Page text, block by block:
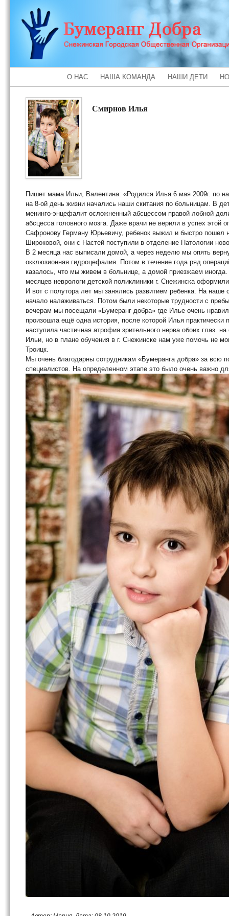
О НАС НАША КОМАНДА НАШИ ДЕТИ
Смирнов Илья
Пишет мама Ильи, Валентина: «Родился Илья 6 мая 2009г. по
на 8-ой день жизни начались наши скитания по больницам. В
менинго-энцефалит осложненный абсцессом правой лобной
абсцесса головного мозга. Даже врачи не верили в успех этой
Сафронову Герману Юрьевичу, ребенок выжил и быстро
Широковой, они с Настей поступили в отделение Патологии
В 2 месяца нас выписали домой, а через неделю мы опять
окклюзионная гидроцефалия. Потом в течение года ряд
казалось, что мы живем в больнице, а домой приезжаем
месяцев неврологи детской поликлиники г. Снежинска
И вот с полутора лет мы занялись развитием ребенка. На
начало налаживаться. Потом были некоторые трудности с
вечерам мы посещали «Бумеранг добра» где Илье очень
произошла ещё одна история, после которой Илья
наступила частичная атрофия зрительного нерва обоих глаз.
Ильи, но в плане обучения в г. Снежинске нам уже помочь не
Троицк.
Мы очень благодарны сотрудникам «Бумеранга добра» за всю
специалистов. На определенном этапе это было очень важно